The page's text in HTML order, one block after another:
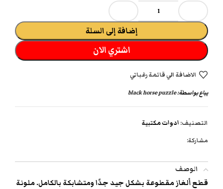
إضافة إلى السلة
اشتري الان
الاضافة الي قائمة رغباتي
يباع بواسطة:black horse puzzle
التصنيف: ادوات مكتبية
مشاركة:
الوصف
قطع ألغاز مقطوعة بشكل جيد جدًا ومتشابكة بالكامل. ملونة